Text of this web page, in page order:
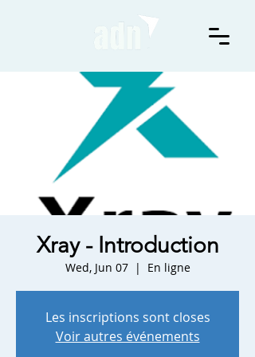
Xray - Introduction
Wed, Jun 07
  |
En ligne
Les inscriptions sont closes
Voir autres événements